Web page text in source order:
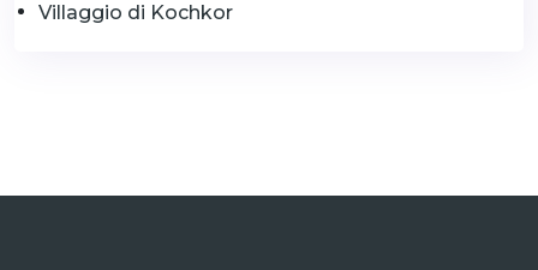
Villaggio di Kochkor